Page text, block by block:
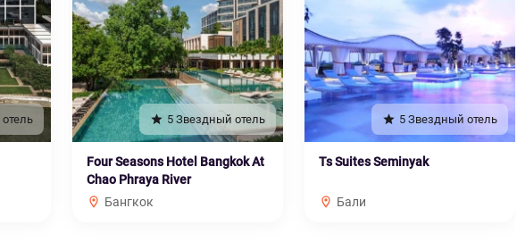
5 Звездный отель
Four Seasons Hotel Bangkok At
Chao Phraya River
Бангкок
5 Звездный отель
Ts Suites Seminyak
Бали